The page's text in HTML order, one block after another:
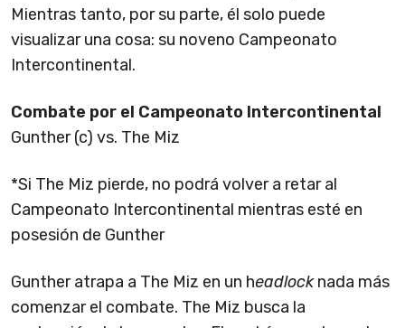
Mientras tanto, por su parte, él solo puede
visualizar una cosa: su noveno Campeonato
Intercontinental.
Combate por el Campeonato Intercontinental
Gunther (c) vs. The Miz
*Si The Miz pierde, no podrá volver a retar al
Campeonato Intercontinental mientras esté en
posesión de Gunther
Gunther atrapa a The Miz en un headlocknada más
comenzar el combate. The Miz busca la